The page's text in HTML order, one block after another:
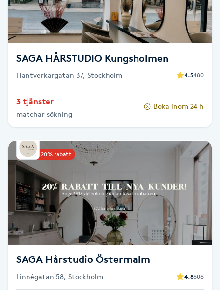
F
Face framing
Faceliftmassage
Fettreducering
Fibromassage
Fillers
Fotmassage
Fotsvamp
Fotvård
SAGA HÅRSTUDIO Kungsholmen
Hantverkargatan 37, Stockholm 4.5480
3 tjänster
matchar sökning
Boka inom 24 h
Upp till 20% rabatt
SAGA Hårstudio Östermalm
Linnégatan 58, Stockholm 4.8606